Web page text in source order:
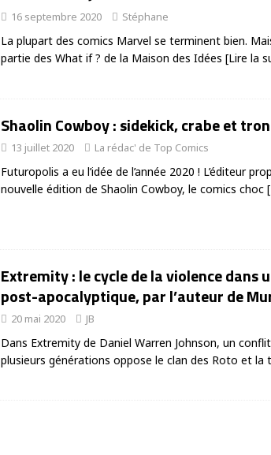
16 septembre 2020 Stéphane
La plupart des comics Marvel se terminent bien.
partie des What if ? de la Maison des Idées [Lire la
Shaolin Cowboy : sidekick, crabe et
13 juillet 2020 La rédac' de Top Comics
Futuropolis a eu l’idée de l’année 2020 ! L’éditeur
nouvelle édition de Shaolin Cowboy, le comics choc
Extremity : le cycle de la violence dans
post-apocalyptique, par l’auteur de
20 mai 2020 JB
Dans Extremity de Daniel Warren Johnson, un
plusieurs générations oppose le clan des Roto et la